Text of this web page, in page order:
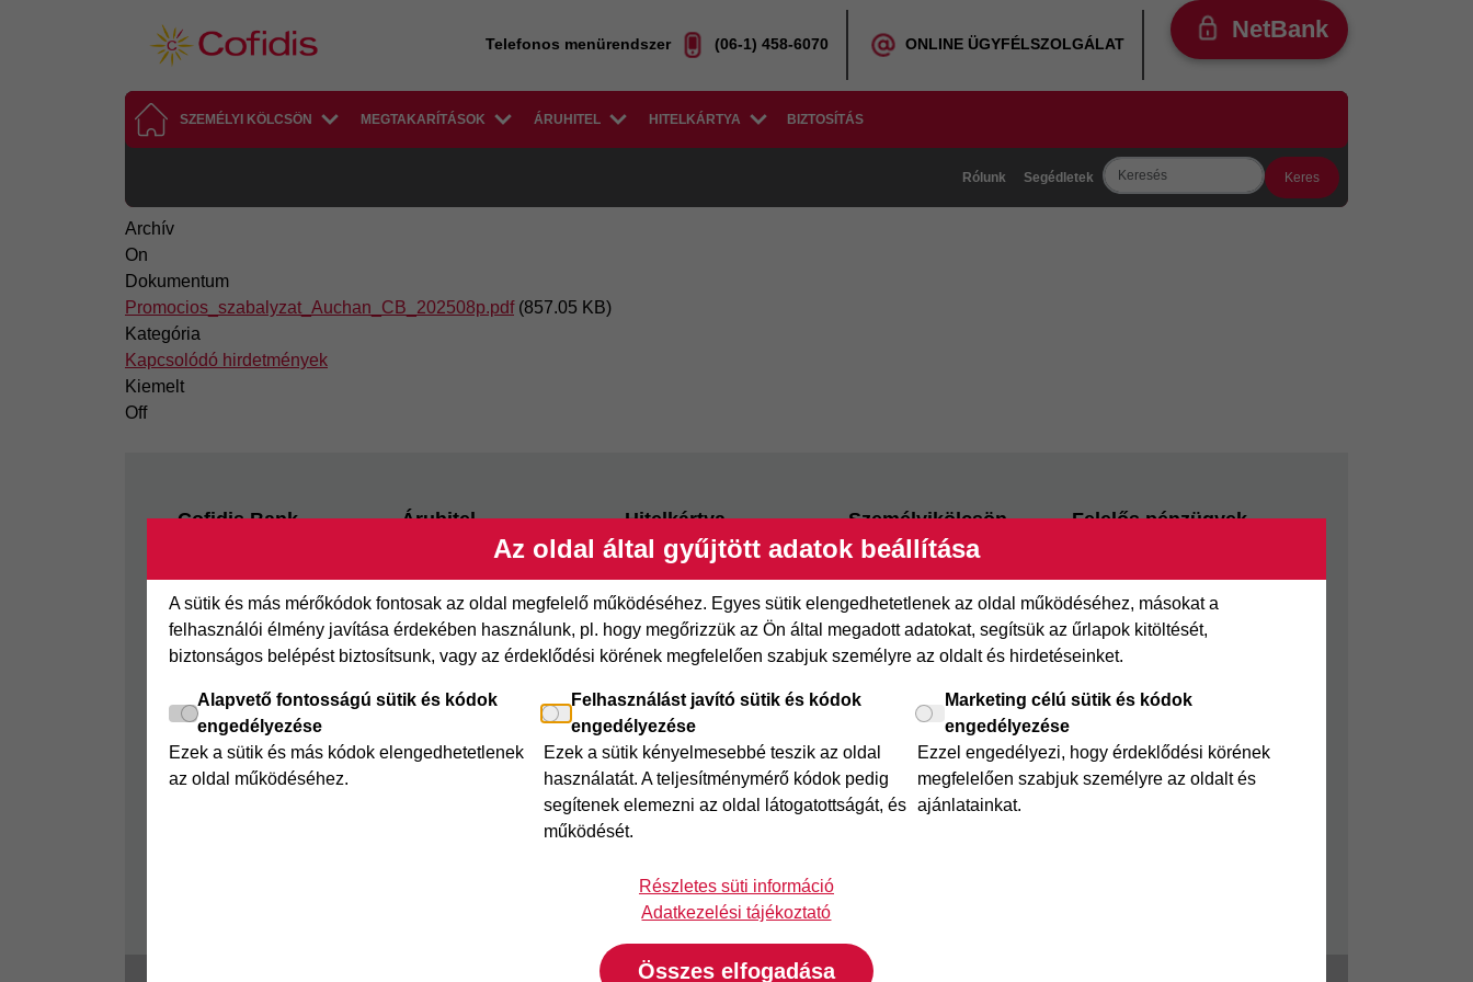
Telefonos menürendszer (06-1) 458-6070 ONLINE ÜGYFÉLSZOLGÁLAT
NetBank
SZEMÉLYI KÖLCSÖN MEGTAKARÍTÁSOK ÁRUHITEL HITELKÁRTYA BIZTOSÍTÁS
Rólunk Segédletek
Search
Archív
On
Dokumentum
Promocios_szabalyzat_Auchan_CB_202508p.pdf (857.05 KB)
Kategória
Kapcsolódó hirdetmények
Kiemelt
Off
Az oldal által gyűjtött adatok beállítása
A sütik és más mérőkódok fontosak az oldal megfelelő működéséhez. Egyes sütik elengedhetetlenek az oldal működéséhez, másokat a
felhasználói élmény javítása érdekében használunk, pl. hogy megőrizzük az Ön által megadott adatokat, segítsük az űrlapok kitöltését,
biztonságos belépést biztosítsunk, vagy az érdeklődési körének megfelelően szabjuk személyre az oldalt és hirdetéseinket.
Alapvető fontosságú sütik és kódok
engedélyezése
Ezek a sütik és más kódok elengedhetetlenek
az oldal működéséhez.
Felhasználást javító sütik és kódok
engedélyezése
Ezek a sütik kényelmesebbé teszik az oldal
használatát. A teljesítménymérő kódok pedig
segítenek elemezni az oldal látogatottságát, és
működését.
Marketing célú sütik és kódok
engedélyezése
Ezzel engedélyezi, hogy érdeklődési körének
megfelelően szabjuk személyre az oldalt és
ajánlatainkat.
Részletes süti információ
Adatkezelési tájékoztató
Összes elfogadása
Footer
Cofidis Bank
Rólunk
Panaszkezelés
GYIK
Sajtószoba
Nyilvánosságra hozatal
Áruhitel
Az áruhitelről
Joker részletfizetés
Online Áruhitel
Hitelkártya
Cofidis Hitelkártya
Áruhitel Expressz
Mindig Kéznél kölcsön
Személyikölcsön
Cofidis személyi kölcsön
adósságrendező kölcsön
Mindig Kéznél kölcsön
Felelős pénzügyek
Cofidis Bank a Zöldebb
Környezetért
Cofidis Bank a Zöldebb
Biztonságos pénzügyek
Fizetési nehézség